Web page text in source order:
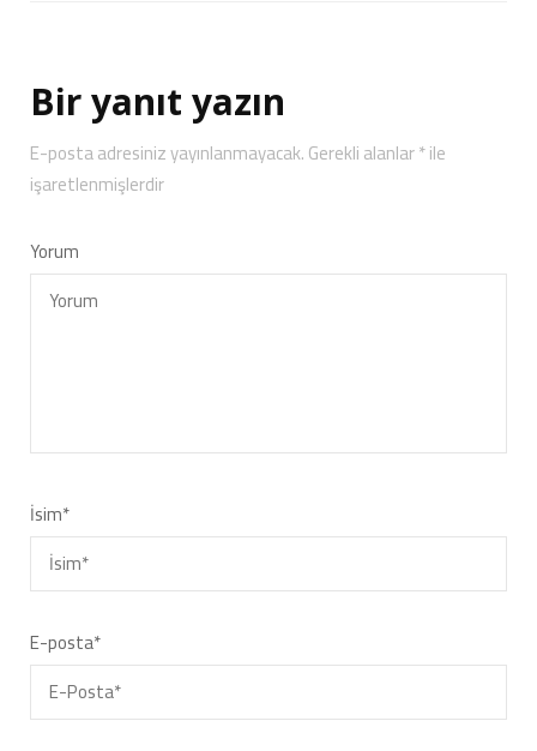
Bir yanıt yazın
E-posta adresiniz yayınlanmayacak.Gerekli alanlar*ile
işaretlenmişlerdir
Yorum
İsim*
E-posta*